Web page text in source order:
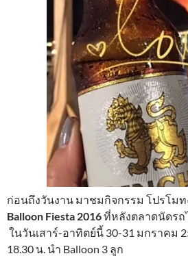
ก่อนถึงวันงาน มาชมกิจกรรม โปรโม
Balloon Fiesta 2016ที่หลังตลาดนัดรถ
ในวันเสาร์-อาทิตย์นี้ 30-31 มกราคม
18.30 น. นำ Balloon 3 ลูก